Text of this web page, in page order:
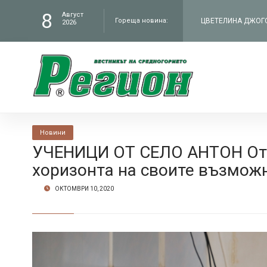
8
Август
2026
Гореща новина:
филм „Братя“ по
ЧИТАЛИЩЕТО В
Петрич
Новини
УЧЕНИЦИ ОТ СЕЛО АНТОН
хоризонта на своите
ОКТОМВРИ 10, 2020